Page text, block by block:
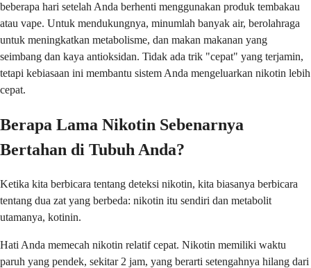
beberapa hari setelah Anda berhenti menggunakan produk tembakau
atau vape. Untuk mendukungnya, minumlah banyak air, berolahraga
untuk meningkatkan metabolisme, dan makan makanan yang
seimbang dan kaya antioksidan. Tidak ada trik "cepat" yang terjamin,
tetapi kebiasaan ini membantu sistem Anda mengeluarkan nikotin lebih
cepat.
Berapa Lama Nikotin Sebenarnya
Bertahan di Tubuh Anda?
Ketika kita berbicara tentang deteksi nikotin, kita biasanya berbicara
tentang dua zat yang berbeda: nikotin itu sendiri dan metabolit
utamanya, kotinin.
Hati Anda memecah nikotin relatif cepat. Nikotin memiliki waktu
paruh yang pendek, sekitar 2 jam, yang berarti setengahnya hilang dari